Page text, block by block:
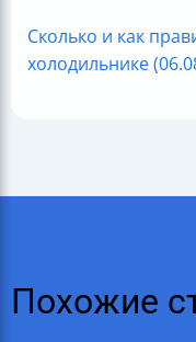
Сколько и как
холодильнике
Похожие